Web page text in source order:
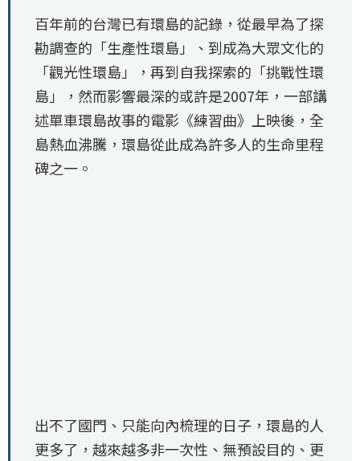
百年前的台灣已有環島的記錄，從最早為了探
勘調查的「生產性環島」、到成為大眾文化的
「觀光性環島」，再到自我探索的「挑戰性環
島」，然而影響最深的或許是2007年，一部講
述單車環島故事的電影《練習曲》上映後，全
島熱血沸騰，環島從此成為許多人的生命里程
碑之一。
出不了國門、只能向內梳理的日子，環島的人
更多了，越來越多非一次性、無預設目的、更